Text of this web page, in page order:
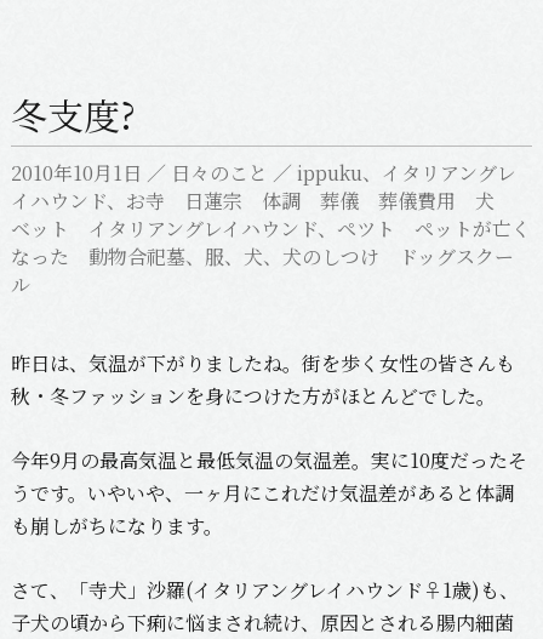
冬支度?
2010年10月1日 ／ 日々のこと ／ ippuku、 イタリアングレ
イハウンド、 お寺 日蓮宗 体調 葬儀 葬儀費用 犬
ベット イタリアングレイハウンド、 ペツト ペットが亡く
なった 動物合祀墓、 服、 犬、 犬のしつけ ドッグスクー
ル
昨日は、気温が下がりましたね。街を歩く女性の皆さんも
秋・冬ファッションを身につけた方がほとんどでした。
今年9月の最高気温と最低気温の気温差。実に10度だったそ
うです。いやいや、一ヶ月にこれだけ気温差があると体調
も崩しがちになります。
さて、「寺犬」沙羅(イタリアングレイハウンド♀1歳)も、
子犬の頃から下痢に悩まされ続け、原因とされる腸内細菌